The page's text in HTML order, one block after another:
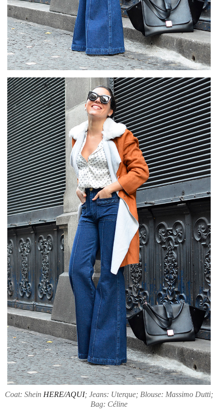
Coat: Shein HERE/AQUI; Jeans: Uterque; Blouse: Massimo Dutti;
Bag: Céline